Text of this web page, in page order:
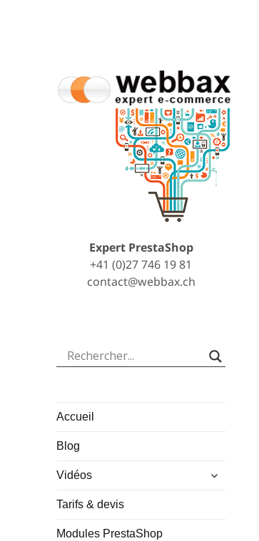
Expert PrestaShop
+41 (0)27 746 19 81
contact@webbax.ch
Accueil
Blog
Vidéos
ouvrir
Tarifs & devis
Modules PrestaShop